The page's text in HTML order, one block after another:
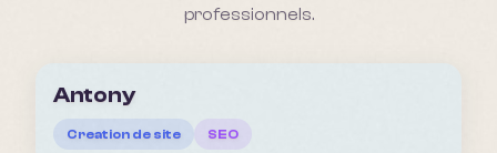
professionnels.
Antony
Creation de site SEO